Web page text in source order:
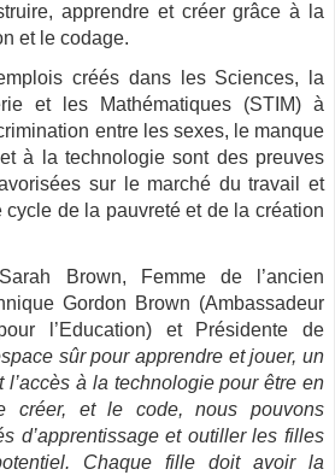
apprendre et créer grâce à la
et le codage.
créés dans les Sciences, la
et les Mathématiques (STIM) à
entre les sexes, le manque
et à la technologie sont des preuves
sur le marché du travail et
de la pauvreté et de la création
Brown, Femme de l’ancien
Gordon Brown (Ambassadeur
l’Education) et Présidente de
sûr pour apprendre et jouer, un
l’accès à la technologie pour être en
créer, et le code, nous pouvons
d’apprentissage et outiller les filles
Chaque fille doit avoir la